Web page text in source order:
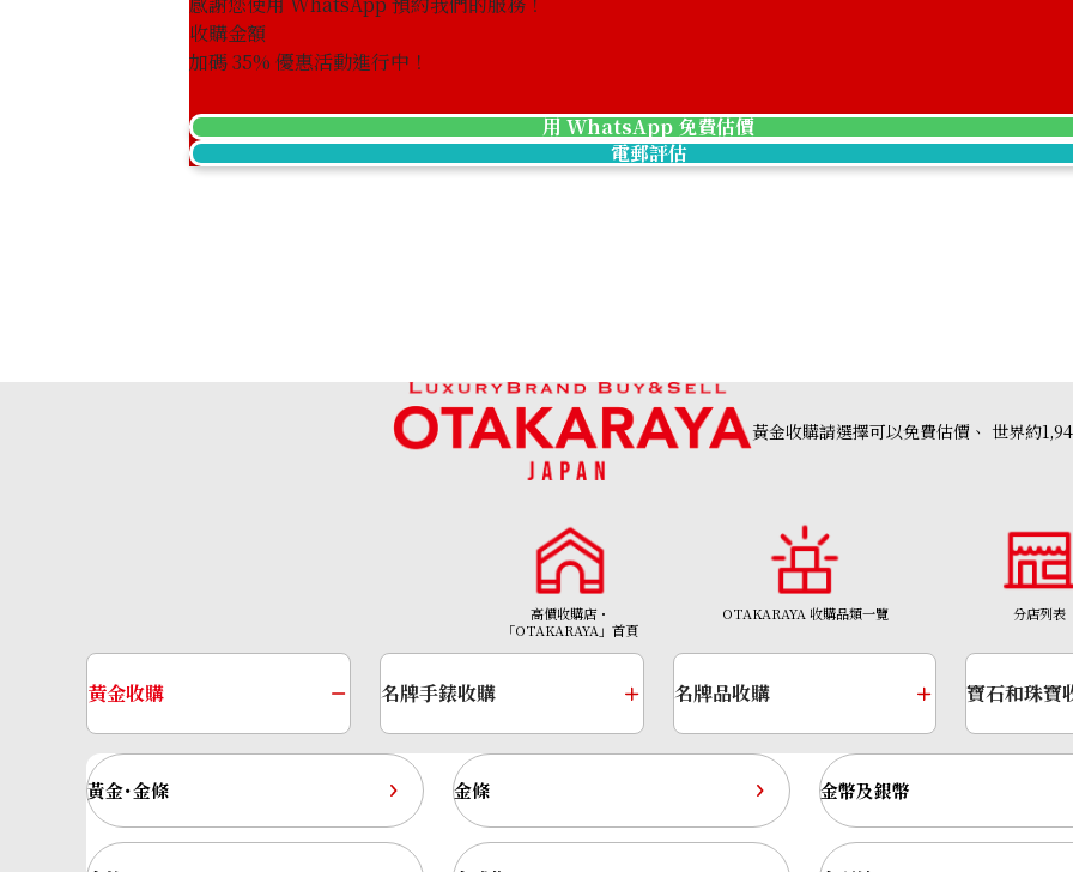
HKD 31,564.59
收購金額
加碼35% 優惠活動進行中！
用 WhatsApp 免費估價
電郵評估
黃金收購請選擇可以免費估價、 世界約
高價收購店・
「OTAKARAYA」首頁
OTAKARAYA 收購品類一覽 分店列表
黃金收購
黃金･金條 金條 金幣及銀幣
名牌手錶收購 名牌品收購 寶石和珠寶